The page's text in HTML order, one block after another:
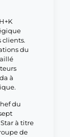
clients.
du
à
du
à titre
de